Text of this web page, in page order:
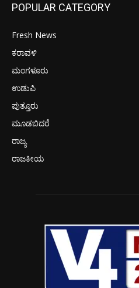
POPULAR CATEGORY
Fresh News
ಕರಾವಳಿ
ಮಂಗಳೂರು
ಉಡುಪಿ
ಪುತ್ತೂರು
ಮೂಡಬಿದರೆ
ರಾಜ್ಯ
ರಾಜಕೀಯ